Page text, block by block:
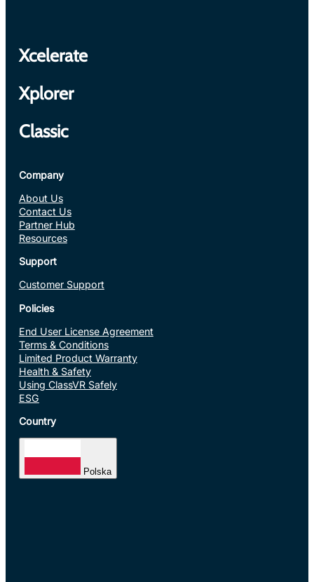
Xcelerate
Xplorer
Classic
Company
About Us
Contact Us
Partner Hub
Resources
Support
Customer Support
Policies
End User License Agreement
Terms & Conditions
Limited Product Warranty
Health & Safety
Using ClassVR Safely
ESG
Country
Polska